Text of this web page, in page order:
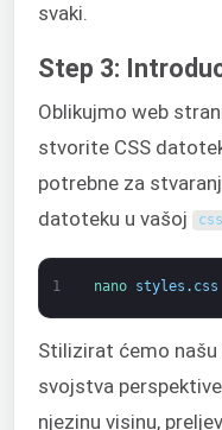
svaki.
Step 3:
Oblikujmo web
stvorite CSS
potrebne za
datoteku u vašoj
css
1 nano styles . css
Stilizirat ćemo
svojstva
njezinu visinu,